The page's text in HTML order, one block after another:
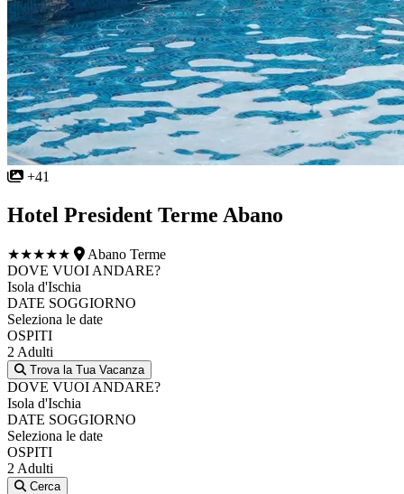
+41
Hotel President Terme Abano
★★★★★
Abano Terme
DOVE VUOI ANDARE?
Isola d'Ischia
DATE SOGGIORNO
Seleziona le date
OSPITI
2 Adulti
Trova la Tua Vacanza
DOVE VUOI ANDARE?
Isola d'Ischia
DATE SOGGIORNO
Seleziona le date
OSPITI
2 Adulti
Cerca